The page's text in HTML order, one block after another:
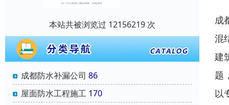
本站共被浏览过 12156219 次
成都防水补漏公司 86
屋面防水工程施工 170
成
混
建
题
以